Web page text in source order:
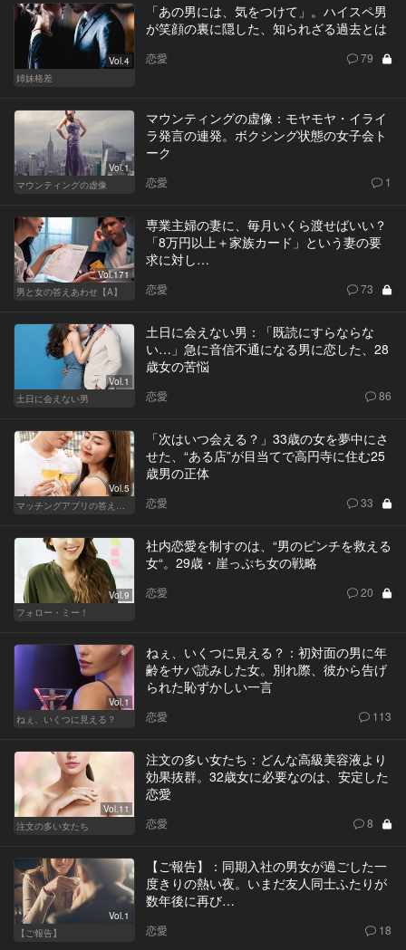
Vol.4
姉妹格差
「あの男には、気をつけて」。ハイスペ男
が笑顔の裏に隠した、知られざる過去とは
恋愛 79
Vol.1
マウンティングの虚像
マウンティングの虚像：モヤモヤ・イライ
ラ発言の連発。ボクシング状態の女子会ト
ーク
恋愛 1
Vol.171
男と女の答えあわせ【A】
専業主婦の妻に、毎月いくら渡せばいい？
「8万円以上＋家族カード」という妻の要
求に対し…
恋愛 73
Vol.1
土日に会えない男
土日に会えない男：「既読にすらならな
い…」急に音信不通になる男に恋した、28
歳女の苦悩
恋愛 86
Vol.5
「次はいつ会える？」33歳の女を夢中にさ
せた、“ある店”が目当てで高円寺に住む25
歳男の正体
恋愛 33
Vol.9
フォロー・ミー！
社内恋愛を制すのは、“男のピンチを救える
女“。29歳・崖っぷち女の戦略
恋愛 20
Vol.1
ねぇ、いくつに見える？
ねぇ、いくつに見える？：初対面の男に年
齢をサバ読みした女。別れ際、彼から告げ
られた恥ずかしい一言
恋愛 113
Vol.11
注文の多い女たち
注文の多い女たち：どんな高級美容液より
効果抜群。32歳女に必要なのは、安定した
恋愛
恋愛 8
Vol.1
【ご報告】
【ご報告】：同期入社の男女が過ごした一
度きりの熱い夜。いまだ友人同士ふたりが
数年後に再び…
恋愛 18